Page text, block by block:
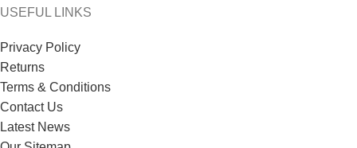
USEFUL LINKS
Privacy Policy
Returns
Terms & Conditions
Contact Us
Latest News